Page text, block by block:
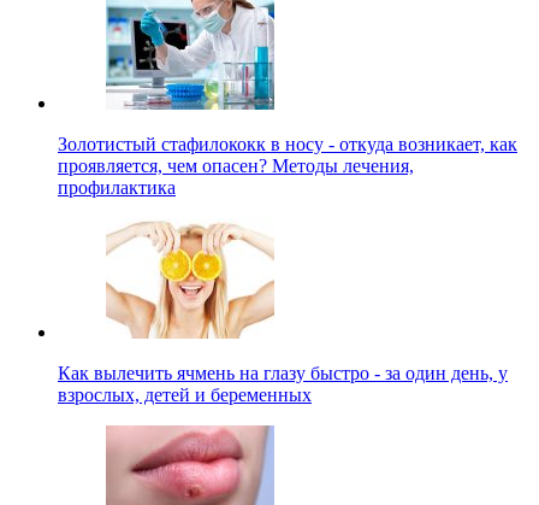
Золотистый стафилококк в носу - откуда возникает, как
проявляется, чем опасен? Методы лечения,
профилактика
Как вылечить ячмень на глазу быстро - за один день, у
взрослых, детей и беременных